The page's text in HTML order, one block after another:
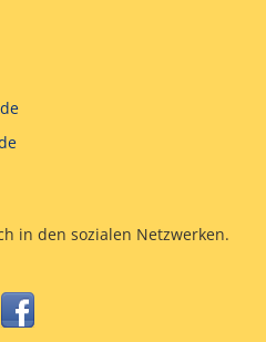
in den sozialen Netzwerken.